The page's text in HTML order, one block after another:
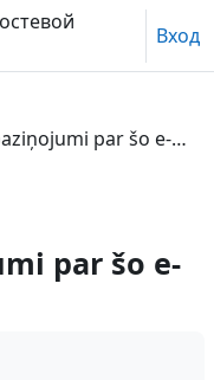
Вход
Jaunumi un paziņojumi par šo e-mācību kursu
par šo e-